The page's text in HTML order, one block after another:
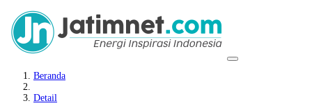
Beranda
Detail